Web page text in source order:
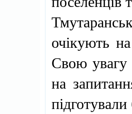
очікують
Свою увагу
на
підготували